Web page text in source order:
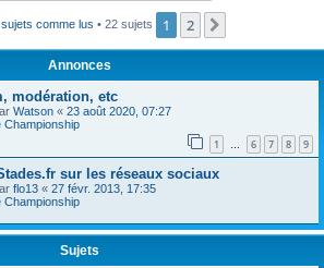
r
comme lus • 22 sujets 1 2
Annonces
modération, etc
Watson « 23 août 2020, 07:27
Championship
1 … 6 7 8 9
sur les réseaux sociaux
flo13 « 27 févr. 2013, 17:35
Championship
Sujets